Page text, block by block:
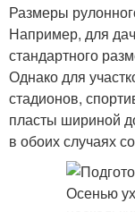
Размеры
Например, для
стандартного
Однако для
стадионов,
пласты шириной
в обоих случаях